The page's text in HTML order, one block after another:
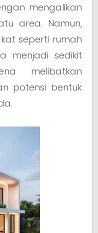
mengalikan
area. Namun,
seperti rumah
menjadi sedikit
melibatkan
potensi bentuk